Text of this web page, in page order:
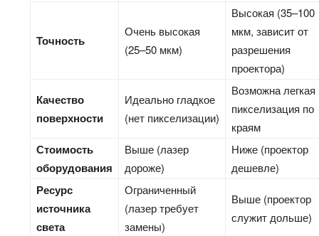
Точность
Очень высокая
(25–50 мкм)
Высокая (35–100
мкм, зависит от
разрешения
проектора)
Качество
поверхности
Идеально гладкое
(нет пикселизации)
Возможна легкая
пикселизация по
краям
Стоимость
оборудования
Выше (лазер
дороже)
Ниже (проектор
дешевле)
Ресурс
источника
света
Ограниченный
(лазер требует
замены)
Выше (проектор
служит дольше)